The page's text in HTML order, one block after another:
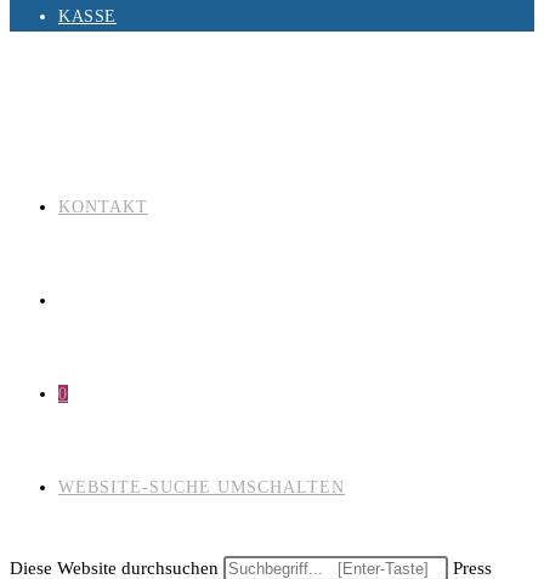
KASSE
KONTAKT
0
WEBSITE-SUCHE UMSCHALTEN
Diese Website durchsuchen
Press